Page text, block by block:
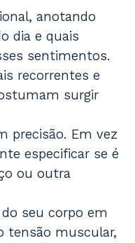
anotando
dia e quais
sentimentos.
recorrentes e
surgir
precisão. Em vez
especificar se é
ou outra
seu corpo em
tensão muscular,